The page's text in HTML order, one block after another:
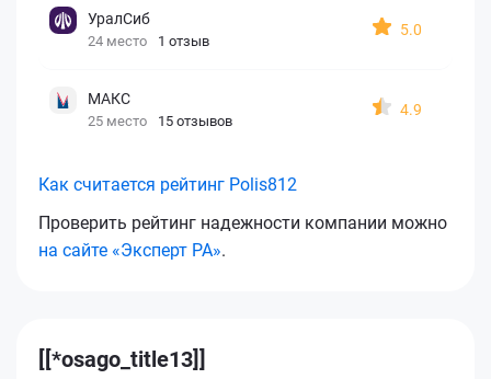
УралСиб
24 место 1 отзыв
5.0
МАКС
25 место 15 отзывов
4.9
Как считается рейтинг Polis812
Проверить рейтинг надежности компании можно
на сайте «Эксперт РА».
[[*osago_title13]]